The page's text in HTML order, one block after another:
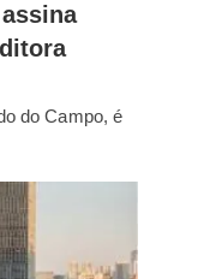
do Campo, é